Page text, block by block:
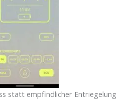
statt empfindlicher Entriegelung